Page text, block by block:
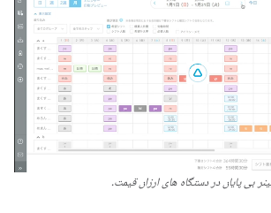
بی پایان در دستگاه های ارزان قیمت.